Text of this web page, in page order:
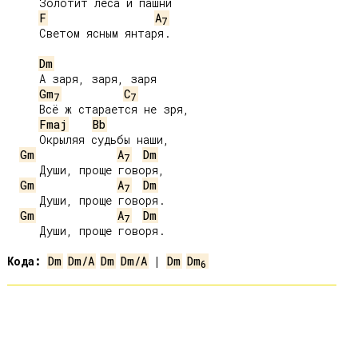
F
A7
Dm
Gm7 C7
Fmaj
Bb
Gm
A7
Dm
Gm
A7
Dm
Gm
A7
Dm
Кода: Dm Dm/A Dm Dm/A | Dm Dm6